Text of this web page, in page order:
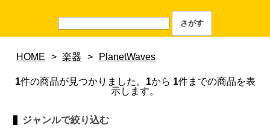
HOME > 楽器 > PlanetWaves
1件の商品が見つかりました。 1から 1件までの商品を表
示します。
ジャンルで絞り込む